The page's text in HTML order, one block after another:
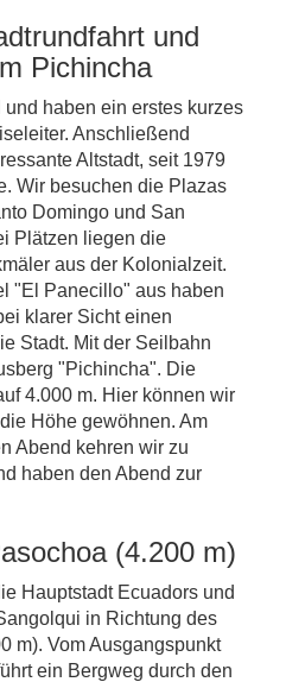
und
Pichincha
haben ein erstes kurzes
Anschließend
Altstadt, seit 1979
Wir besuchen die Plazas
Domingo und San
Plätzen liegen die
aus der Kolonialzeit.
"El Panecillo" aus haben
klarer Sicht einen
Stadt. Mit der Seilbahn
"Pichincha". Die
4.000 m. Hier können wir
Höhe gewöhnen. Am
Abend kehren wir zu
haben den Abend zur
(4.200 m)
Hauptstadt Ecuadors und
in Richtung des
m). Vom Ausgangspunkt
ein Bergweg durch den